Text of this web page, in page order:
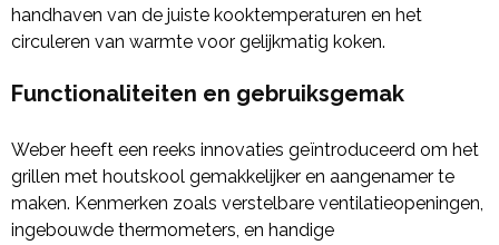
handhaven van de juiste kooktemperaturen en het
circuleren van warmte voor gelijkmatig koken.
Functionaliteiten en gebruiksgemak
Weber heeft een reeks innovaties geïntroduceerd om het
grillen met houtskool gemakkelijker en aangenamer te
maken. Kenmerken zoals verstelbare ventilatieopeningen,
ingebouwde thermometers, en handige